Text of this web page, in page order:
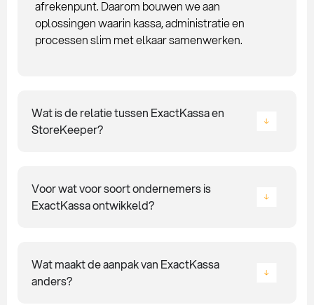
afrekenpunt. Daarom bouwen we aan
oplossingen waarin kassa, administratie en
processen slim met elkaar samenwerken.
Wat is de relatie tussen ExactKassa en
StoreKeeper?
Voor wat voor soort ondernemers is
ExactKassa ontwikkeld?
Wat maakt de aanpak van ExactKassa
anders?